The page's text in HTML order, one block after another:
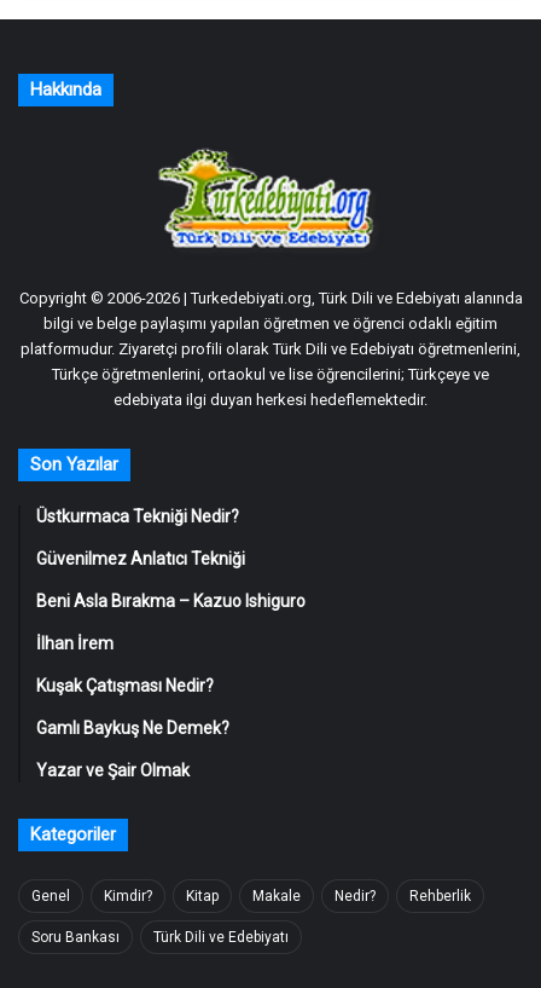
Hakkında
Copyright © 2006-2026 | Turkedebiyati.org, Türk Dili ve Edebiyatı alanında
bilgi ve belge paylaşımı yapılan öğretmen ve öğrenci odaklı eğitim
platformudur. Ziyaretçi profili olarak Türk Dili ve Edebiyatı öğretmenlerini,
Türkçe öğretmenlerini, ortaokul ve lise öğrencilerini; Türkçeye ve
edebiyata ilgi duyan herkesi hedeflemektedir.
Son Yazılar
Üstkurmaca Tekniği Nedir?
Güvenilmez Anlatıcı Tekniği
Beni Asla Bırakma – Kazuo Ishiguro
İlhan İrem
Kuşak Çatışması Nedir?
Gamlı Baykuş Ne Demek?
Yazar ve Şair Olmak
Kategoriler
Genel Kimdir? Kitap Makale Nedir? Rehberlik
Soru Bankası Türk Dili ve Edebiyatı